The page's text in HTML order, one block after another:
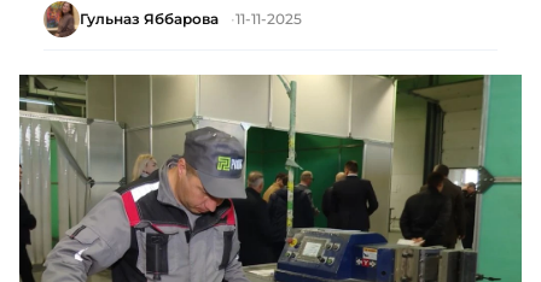
Гульназ Яббарова 11-11-2025